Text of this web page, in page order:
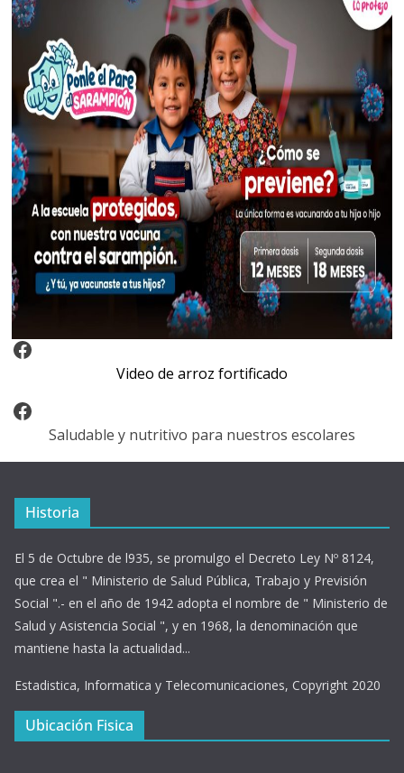
Video Arroz Fortificado
Video de arroz fortificado
Facebook
Saludable y nutritivo para nuestros escolares
Historia
El 5 de Octubre de l935, se promulgo el Decreto Ley Nº 8124,
que crea el " Ministerio de Salud Pública, Trabajo y Previsión
Social ".- en el año de 1942 adopta el nombre de " Ministerio de
Salud y Asistencia Social ", y en 1968, la denominación que
mantiene hasta la actualidad...
Estadistica, Informatica y Telecomunicaciones, Copyright 2020
Ubicación Fisica